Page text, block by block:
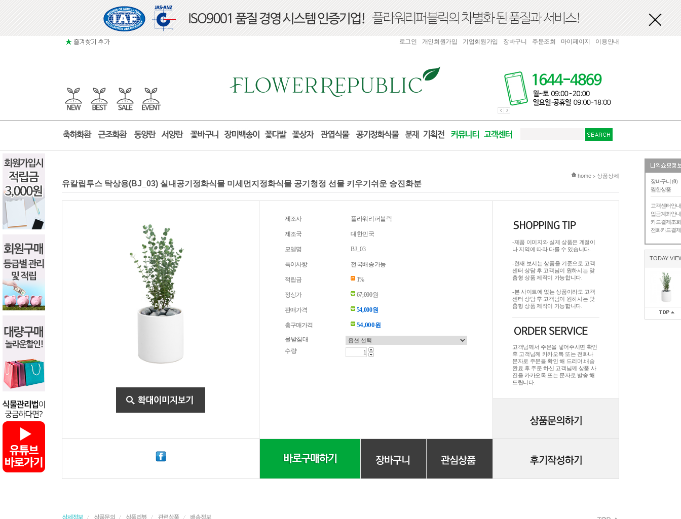
장바구니 (0)
찜한상품
고객센터안내
입금계좌안내
카드결제조회
전화카드결제
TODAY
로그인 개인회원가입 기업회원가입 장바구니 주문조회 마이페이지 이용안내
현재 위치
home > 상품상세
유칼립투스 탁상용(BJ_03) 실내공기정화식물 미세먼지정화식물 공기청정 선물 키우기쉬운 승진화분
제조사 플라워리퍼블릭
제조국 대한민국
모델명 BJ_03
특이사항 전국배송가능
적립금 1%
정상가 67,000원
판매가격 54,000원
총구매가격 54,000원
물받침대
수량
-제품 이미지와 실제 상품은 계절이
나 지역에 따라 다를 수 있습니다.
-현재 보시는 상품을 기준으로 고객
센터 상담 후 고객님이 원하시는 맞
춤형 상품 제작이 가능합니다.
-본 사이트에 없는 상품이라도 고객
센터 상담 후 고객님이 원하시는 맞
춤형 상품 제작이 가능합니다.
고객님께서 주문을 넣어주시면 확인
후 고객님께 카카오톡 또는 전화나
문자로 주문을 확인 해 드리며.배송
완료 후 주문 하신 고객님께 상품 사
진을 카카오톡 또는 문자로 발송 해
드립니다.